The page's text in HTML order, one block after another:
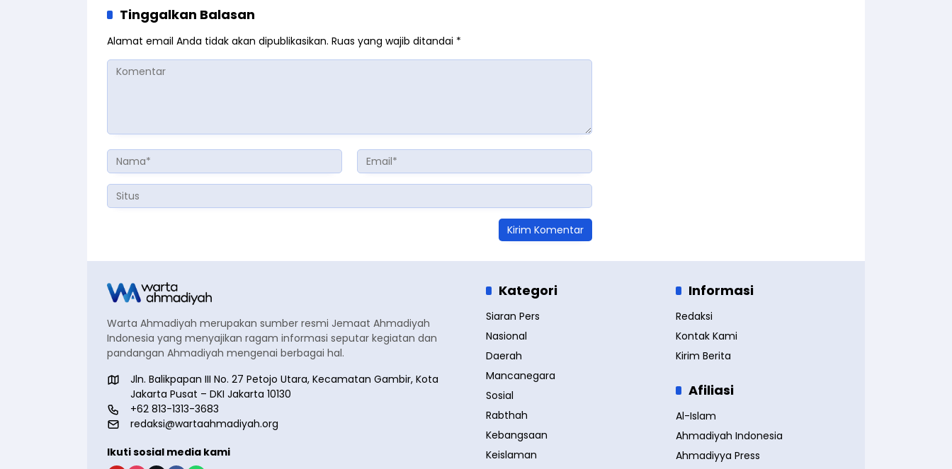
Tinggalkan Balasan
Alamat email Anda tidak akan dipublikasikan. Ruas yang wajib ditandai *
Warta Ahmadiyah merupakan sumber resmi Jemaat Ahmadiyah
Indonesia yang menyajikan ragam informasi seputar kegiatan dan
pandangan Ahmadiyah mengenai berbagai hal.
Jln. Balikpapan III No. 27 Petojo Utara, Kecamatan Gambir, Kota
Jakarta Pusat – DKI Jakarta 10130
+62 813-1313-3683
redaksi@wartaahmadiyah.org
Ikuti sosial media kami
Kategori
Siaran Pers
Nasional
Daerah
Mancanegara
Sosial
Rabthah
Kebangsaan
Keislaman
Informasi
Redaksi
Kontak Kami
Kirim Berita
Afiliasi
Al-Islam
Ahmadiyah Indonesia
Ahmadiyya Press